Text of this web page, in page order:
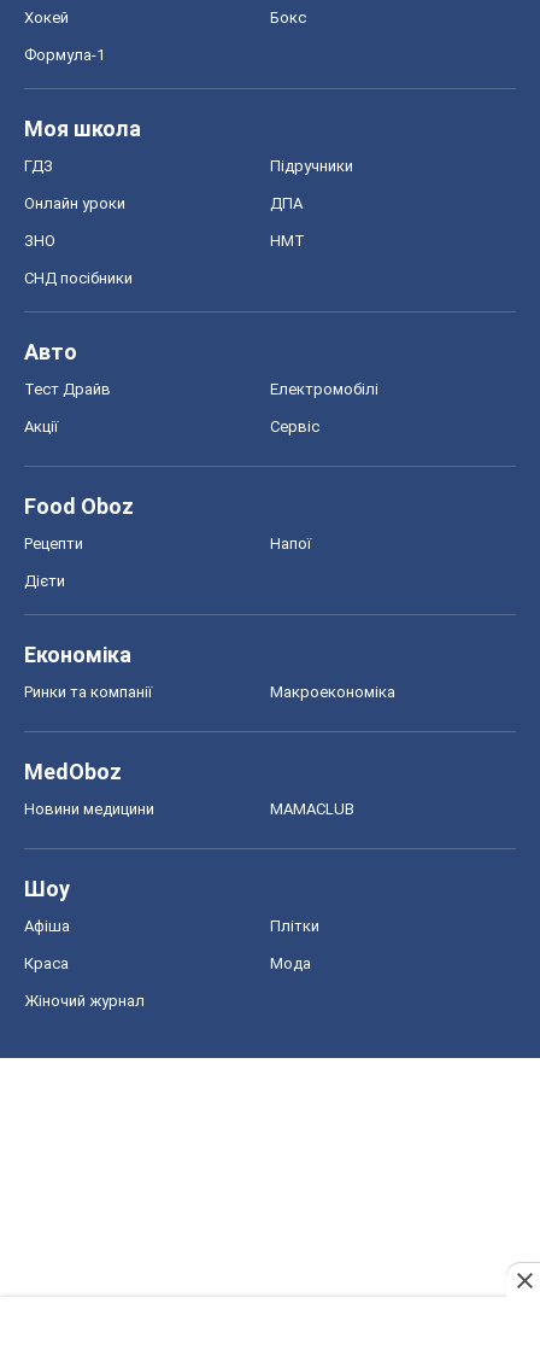
Хокей Бокс
Формула-1
Моя школа
ГДЗ Підручники
Онлайн уроки ДПА
ЗНО НМТ
СНД посібники
Авто
Тест Драйв Електромобілі
Акції Сервіс
Food Oboz
Рецепти Напої
Дієти
Економіка
Ринки та компанії Макроекономіка
MedOboz
Новини медицини MAMACLUB
Шоу
Афіша Плітки
Краса Мода
Жіночий журнал